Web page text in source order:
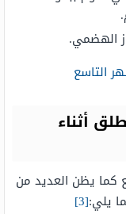
الهضمي.
التاسع
أثناء
كما يظن العديد من
يلي:[3]